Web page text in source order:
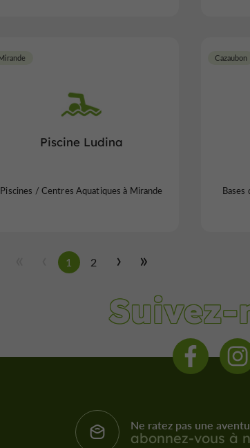
Piscine Ludina
Piscines / Centres Aquatiques à Mirande
Cazaubon
1 2
Suivez-
Ne ratez pas une
abonnez-vous à